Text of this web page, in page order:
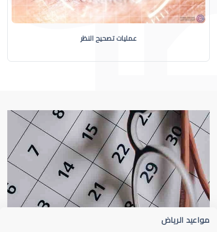
عمليات تصحيح النظر
فترة عملية تصحيح النظر
مواعيد الرياض